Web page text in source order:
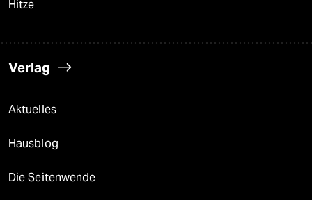
Hitze
Verlag
Aktuelles
Hausblog
Die Seitenwende